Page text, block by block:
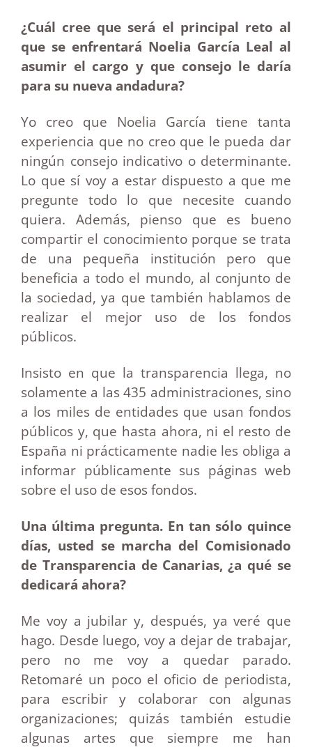
¿Cuál cree que será el principal reto al
que se enfrentará Noelia García Leal al
asumir el cargo y que consejo le daría
para su nueva andadura?
Yo creo que Noelia García tiene tanta
experiencia que no creo que le pueda dar
ningún consejo indicativo o determinante.
Lo que sí voy a estar dispuesto a que me
pregunte todo lo que necesite cuando
quiera. Además, pienso que es bueno
compartir el conocimiento porque se trata
de una pequeña institución pero que
beneficia a todo el mundo, al conjunto de
la sociedad, ya que también hablamos de
realizar el mejor uso de los fondos
públicos.
Insisto en que la transparencia llega, no
solamente a las 435 administraciones, sino
a los miles de entidades que usan fondos
públicos y, que hasta ahora, ni el resto de
España ni prácticamente nadie les obliga a
informar públicamente sus páginas web
sobre el uso de esos fondos.
Una última pregunta. En tan sólo quince
días, usted se marcha del Comisionado
de Transparencia de Canarias, ¿a qué se
dedicará ahora?
Me voy a jubilar y, después, ya veré que
hago. Desde luego, voy a dejar de trabajar,
pero no me voy a quedar parado.
Retomaré un poco el oficio de periodista,
para escribir y colaborar con algunas
organizaciones; quizás también estudie
algunas artes que siempre me han